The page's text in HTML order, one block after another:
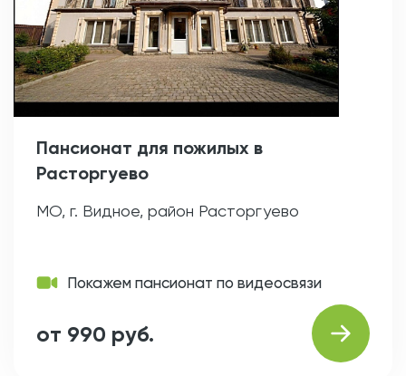
Пансионат для пожилых в
Расторгуево
МО, г. Видное, район Расторгуево
Покажем пансионат по видеосвязи
от 990 руб.